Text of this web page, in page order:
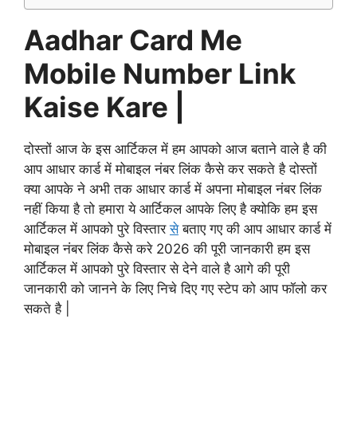
Aadhar Card Me
Mobile Number Link
Kaise Kare |
दोस्तों आज के इस आर्टिकल में हम आपको आज बताने वाले है की
आप आधार कार्ड में मोबाइल नंबर लिंक कैसे कर सकते है दोस्तों
क्या आपके ने अभी तक आधार कार्ड में अपना मोबाइल नंबर लिंक
नहीं किया है तो हमारा ये आर्टिकल आपके लिए है क्योकि हम इस
आर्टिकल में आपको पुरे विस्तारसेबताए गए की आप आधार कार्ड में
मोबाइल नंबर लिंक कैसे करे 2026 की पूरी जानकारी हम इस
आर्टिकल में आपको पुरे विस्तार से देने वाले है आगे की पूरी
जानकारी को जानने के लिए निचे दिए गए स्टेप को आप फॉलो कर
सकते है |